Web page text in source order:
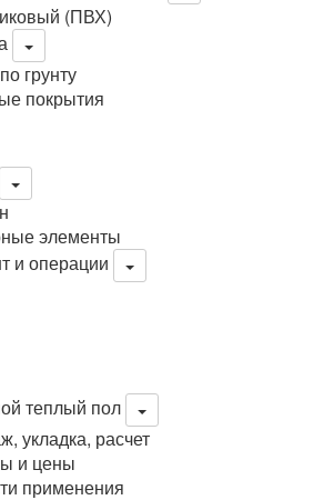
(ПВХ)
грунту
покрытия
элементы
и операции
теплый пол
укладка, расчет
и цены
применения